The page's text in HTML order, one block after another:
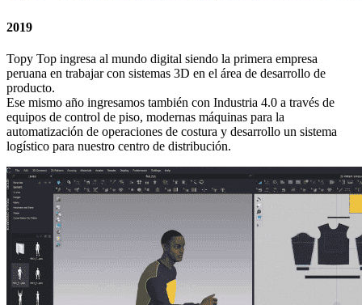
2019
Topy Top ingresa al mundo digital siendo la primera empresa
peruana en trabajar con sistemas 3D en el área de desarrollo de
producto.
Ese mismo año ingresamos también con Industria 4.0 a través de
equipos de control de piso, modernas máquinas para la
automatización de operaciones de costura y desarrollo un sistema
logístico para nuestro centro de distribución.